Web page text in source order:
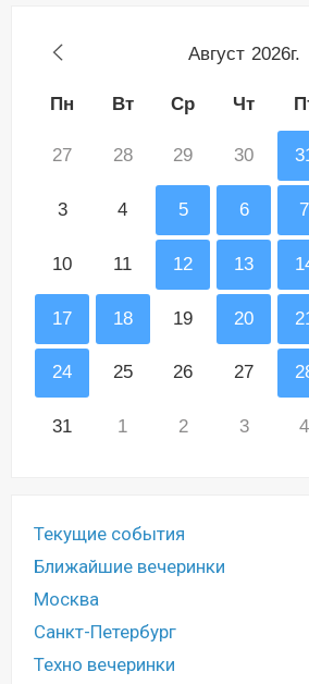
Август 2026г.
Пн Вт Ср Чт
27 28 29 30
3 4 5 6 7
10 11 12 13
17 18 19 20
24 25 26 27
31 1 2 3 4
Текущие события
Ближайшие вечеринки
Москва
Санкт-Петербург
Техно вечеринки